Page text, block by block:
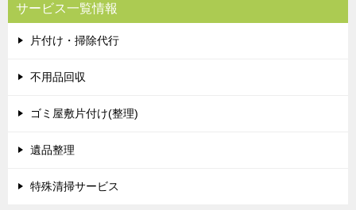
サービス一覧情報
片付け・掃除代行
不用品回収
ゴミ屋敷片付け(整理)
遺品整理
特殊清掃サービス